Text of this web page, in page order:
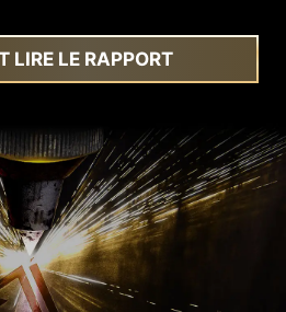
LIRE LE RAPPORT